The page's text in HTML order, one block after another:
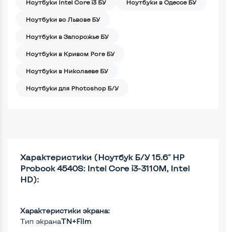
Ноутбуки Intel Core i3 БУ Ноутбуки в Одессе БУ
Ноутбуки во Львове БУ
Ноутбуки в Запорожье БУ
Ноутбуки в Кривом Роге БУ
Ноутбуки в Николаеве БУ
Ноутбуки для Photoshop Б/У
Характеристики (Ноутбук Б/У 15.6" HP
Probook 4540S: Intel Core i3-3110M, Intel
HD):
Характеристики экрана:
Тип экранаTN+Film